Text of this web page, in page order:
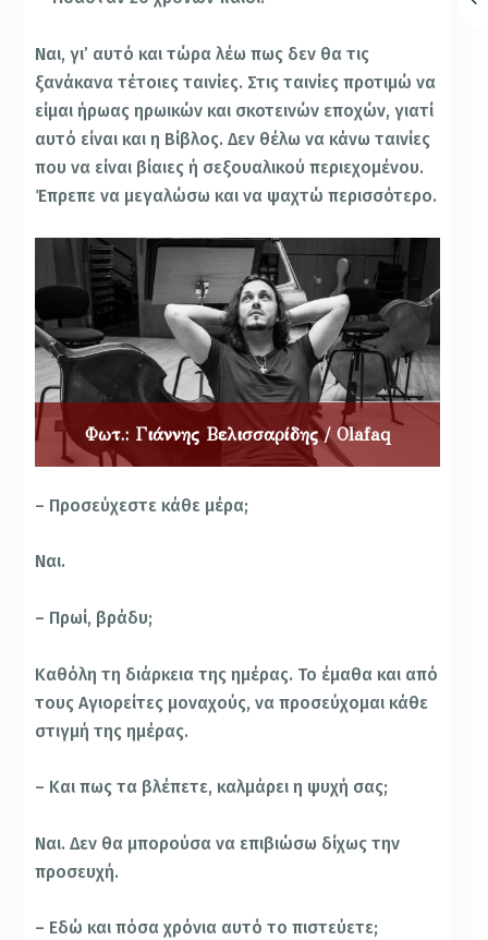
Ναι, γι’ αυτό και τώρα λέω πως δεν θα τις
ξανάκανα τέτοιες ταινίες. Στις ταινίες προτιμώ να
είμαι ήρωας ηρωικών και σκοτεινών εποχών, γιατί
αυτό είναι και η Βίβλος. Δεν θέλω να κάνω ταινίες
που να είναι βίαιες ή σεξουαλικού περιεχομένου.
Έπρεπε να μεγαλώσω και να ψαχτώ περισσότερο.
Φωτ.: Γιάννης Βελισσαρίδης / Olafaq
– Προσεύχεστε κάθε μέρα;
Ναι.
– Πρωί, βράδυ;
Καθόλη τη διάρκεια της ημέρας. Το έμαθα και από
τους Αγιορείτες μοναχούς, να προσεύχομαι κάθε
στιγμή της ημέρας.
– Και πως τα βλέπετε, καλμάρει η ψυχή σας;
Ναι. Δεν θα μπορούσα να επιβιώσω δίχως την
προσευχή.
– Εδώ και πόσα χρόνια αυτό το πιστεύετε;